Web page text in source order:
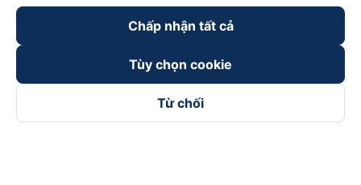
Theo dõi chúng tôi trên
Chấp nhận tất cả
Tùy chọn cookie
Từ chối